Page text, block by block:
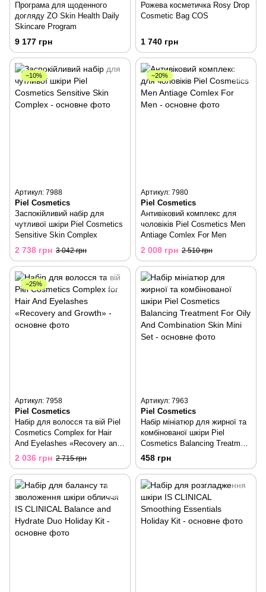
Програма для щоденного
догляду ZO Skin Health Daily
Skincare Program
9 177 грн
Рожева косметичка Rosy Drop
Cosmetic Bag COS
1 740 грн
−10%
Артикул: 7988
Piel Cosmetics
Заспокійливий набір для
чутливої ​​шкіри Piel Cosmetics
Sensitive Skin Complex
2 738 грн 3 042 грн
−20%
Артикул: 7980
Piel Cosmetics
Антивіковий комплекс для
чоловіків Piel Cosmetics Men
Antiage Comlex For Men
2 008 грн 2 510 грн
−25%
Артикул: 7958
Piel Cosmetics
Набір для волосся та вій Piel
Cosmetics Complex for Hair
And Eyelashes «Recovery and
Growth»
2 036 грн 2 715 грн
Артикул: 7963
Piel Cosmetics
Набір мініатюр для жирної та
комбінованої шкіри Piel
Cosmetics Balancing Treatment
For Oily And Combination Skin
Mini Set
458 грн